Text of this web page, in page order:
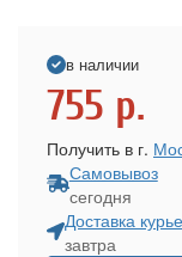
в наличии
755 р.
Получить в г.
Самовывоз
сегодня
Доставка
завтра